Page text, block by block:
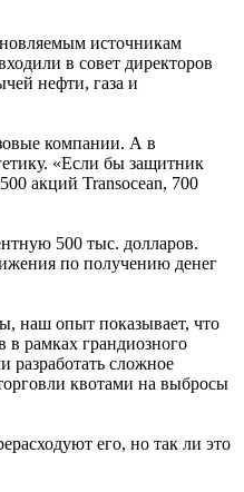
источникам
в совет директоров
нефти, газа и
компании. А в
«Если бы защитник
акций Transocean, 700
500 тыс. долларов.
по получению денег
наш опыт показывает, что
в рамках грандиозного
разработать сложное
квотами на выбросы
его, но так ли это